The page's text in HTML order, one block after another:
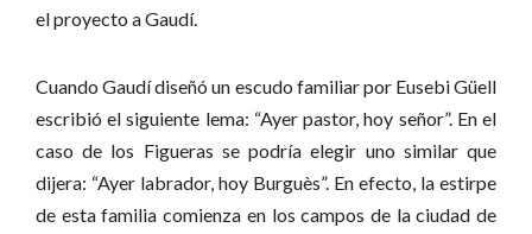
el proyecto a Gaudí.
Cuando Gaudí diseñó un escudo familiar por Eusebi Güell
escribió el siguiente lema: “Ayer pastor, hoy señor”. En el
caso de los Figueras se podría elegir uno similar que
dijera: “Ayer labrador, hoy Burguès”. En efecto, la estirpe
de esta familia comienza en los campos de la ciudad de